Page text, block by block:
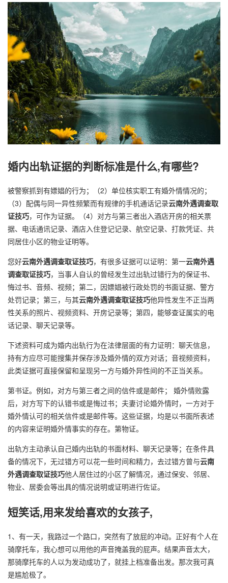
婚内出轨证据的判断标准是什么,有哪些?
被警察抓到有嫖娼的行为；（2）单位核实职工有婚外情情况的；
（3）配偶与同一异性频繁而有规律的手机通话记录云南外遇调查取
证技巧，可作为证据。（4）对方与第三者出入酒店开房的相关票
据、电话通讯记录、酒店入住登记记录、航空记录、打款凭证、共
同居住小区的物业证明等。
您好云南外遇调查取证技巧，有很多证据可以证明：第一云南外遇
调查取证技巧，当事人自认的曾经发生过出轨过错行为的保证书、
悔过书、音频、视频；第二，因嫖娼被行政处罚的书面证据、警方
处罚记录；第三，与其云南外遇调查取证技巧他异性发生不正当两
性关系的照片、视频资料、开房记录等；第四，能够查证属实的电
话记录、聊天记录等。
下述资料可成为婚内出轨行为在法律层面的有力证明：聊天信息，
持有方应尽可能搜集并保存涉及婚外情的双方对话；音视频资料，
此类证据可直接保留和呈现另一方与婚外异性间的不正当关系。
第书证。例如，对方与第三者之间的信件或是邮件； 婚外情败露
后，对方写下的认错书或是悔过书；夫妻讨论婚外情时，一方对于
婚外情认可的相关信件或是邮件等。这些证据，均是以书面所表述
的内容来证明婚外情事实的存在。第物证。
出轨方主动承认自己婚内出轨的书面材料、聊天记录等；在条件具
备的情况下，无过错方可以花一些时间和精力，去过错方曾与云南
外遇调查取证技巧他人居住过的小区了解情况，通过保安、邻居、
物业、居委会等出具的情况说明或证明进行佐证。
短笑话,用来发给喜欢的女孩子,
1、有一天，我路过一个路口，突然有了放屁的冲动。正好有个人在
骑摩托车，我心想可以用他的声音掩盖我的屁声。结果声音太大，
那骑摩托车的人以为发动成功了，就挂上档准备出发。那次我可真
是尴尬极了。